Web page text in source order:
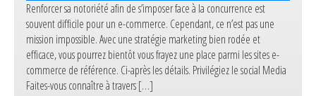
Renforcer sa notoriété afin de s’imposer face à la concurrence est
souvent difficile pour un e-commerce. Cependant, ce n’est pas une
mission impossible. Avec une stratégie marketing bien rodée et
efficace, vous pourrez bientôt vous frayez une place parmi les sites e-
commerce de référence. Ci-après les détails. Privilégiez le social Media
Faites-vous connaître à travers […]